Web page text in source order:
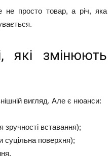
просто товар, а річ, яка
які змінюють
вигляд. Але є нюанси:
вставання);
суцільна поверхня);